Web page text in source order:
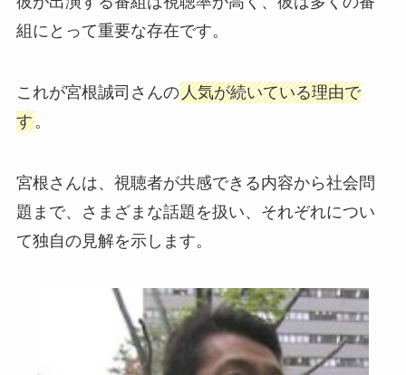
組にとって重要な存在です。
これが宮根誠司さんの人気が続いている理由で
す。
宮根さんは、視聴者が共感できる内容から社会問
題まで、さまざまな話題を扱い、それぞれについ
て独自の見解を示します。